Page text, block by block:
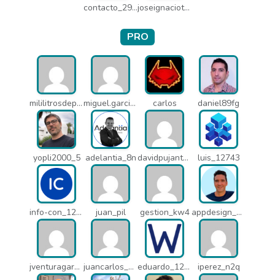
contacto_2906 joseignaciot_q66
PRO
mililitrosdeperfume_lao miguel.garcia_l25 carlos daniel89fg
yopli2000_5 adelantia_8n davidpujantelopez_mrf luis_12743
info-con_12812 juan_pil gestion_kw4 appdesign_pbe
jventuragarcia_13040 juancarlos_ptr eduardo_12367 iperez_n2q